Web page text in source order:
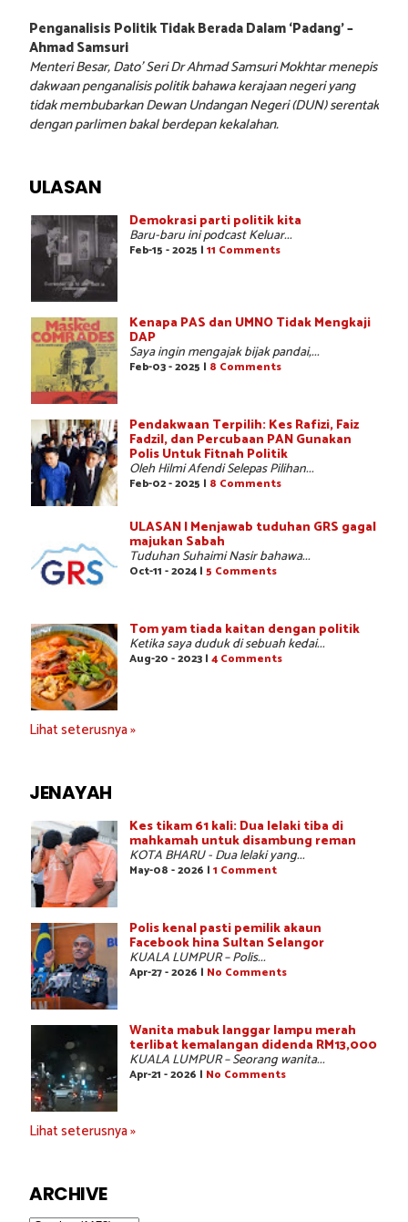
Penganalisis Politik Tidak Berada Dalam ‘Padang’ –
Ahmad Samsuri
Menteri Besar, Dato’ Seri Dr Ahmad Samsuri Mokhtar menepis
dakwaan penganalisis politik bahawa kerajaan negeri yang
tidak membubarkan Dewan Undangan Negeri (DUN) serentak
dengan parlimen bakal berdepan kekalahan.
ULASAN
Demokrasi parti politik kita
Baru-baru ini podcast Keluar...
Feb-15 - 2025 | 11 Comments
Kenapa PAS dan UMNO Tidak Mengkaji
DAP
Saya ingin mengajak bijak pandai,...
Feb-03 - 2025 | 8 Comments
Pendakwaan Terpilih: Kes Rafizi, Faiz
Fadzil, dan Percubaan PAN Gunakan
Polis Untuk Fitnah Politik
Oleh Hilmi Afendi Selepas Pilihan...
Feb-02 - 2025 | 8 Comments
ULASAN | Menjawab tuduhan GRS gagal
majukan Sabah
Tuduhan Suhaimi Nasir bahawa...
Oct-11 - 2024 | 5 Comments
Tom yam tiada kaitan dengan politik
Ketika saya duduk di sebuah kedai...
Aug-20 - 2023 | 4 Comments
Lihat seterusnya »
JENAYAH
Kes tikam 61 kali: Dua lelaki tiba di
mahkamah untuk disambung reman
KOTA BHARU - Dua lelaki yang...
May-08 - 2026 | 1 Comment
Polis kenal pasti pemilik akaun
Facebook hina Sultan Selangor
KUALA LUMPUR – Polis...
Apr-27 - 2026 | No Comments
Wanita mabuk langgar lampu merah
terlibat kemalangan didenda RM13,000
KUALA LUMPUR – Seorang wanita...
Apr-21 - 2026 | No Comments
Lihat seterusnya »
ARCHIVE